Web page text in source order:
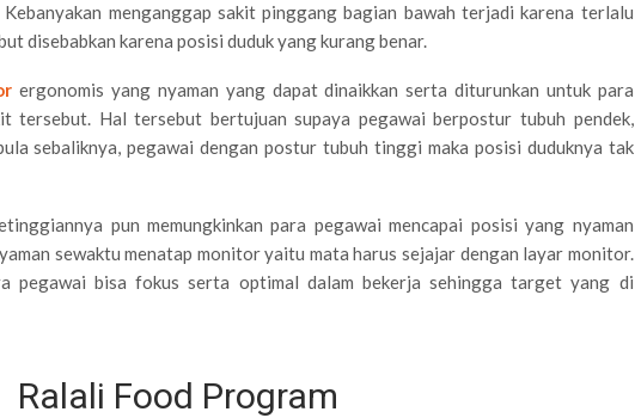
menganggap sakit pinggang bagian bawah terjadi karena terlalu
disebabkan karena posisi duduk yang kurang benar.
ergonomis yang nyaman yang dapat dinaikkan serta diturunkan untuk para
tersebut. Hal tersebut bertujuan supaya pegawai berpostur tubuh pendek,
sebaliknya, pegawai dengan postur tubuh tinggi maka posisi duduknya tak
pun memungkinkan para pegawai mencapai posisi yang nyaman
sewaktu menatap monitor yaitu mata harus sejajar dengan layar monitor.
pegawai bisa fokus serta optimal dalam bekerja sehingga target yang di
Ralali Food Program